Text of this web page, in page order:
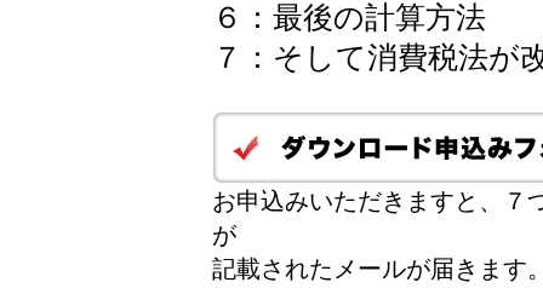
６：最後の計算方法
７：そして消費税法が
お申込みいただきますと、７
が
記載されたメールが届きます